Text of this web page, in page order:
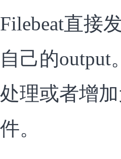
Filebeat直接
自己的
处理或者增
件。